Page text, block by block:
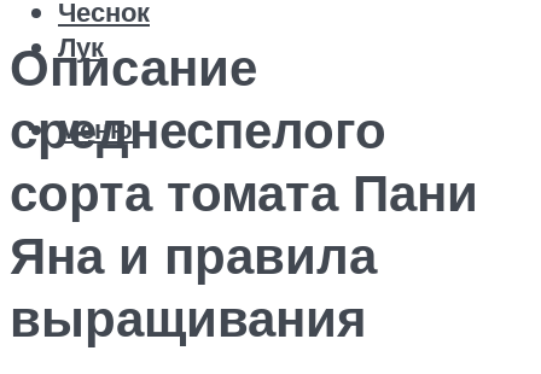
Чеснок
Лук
Меню
Описание
среднеспелого
сорта томата Пани
Яна и правила
выращивания